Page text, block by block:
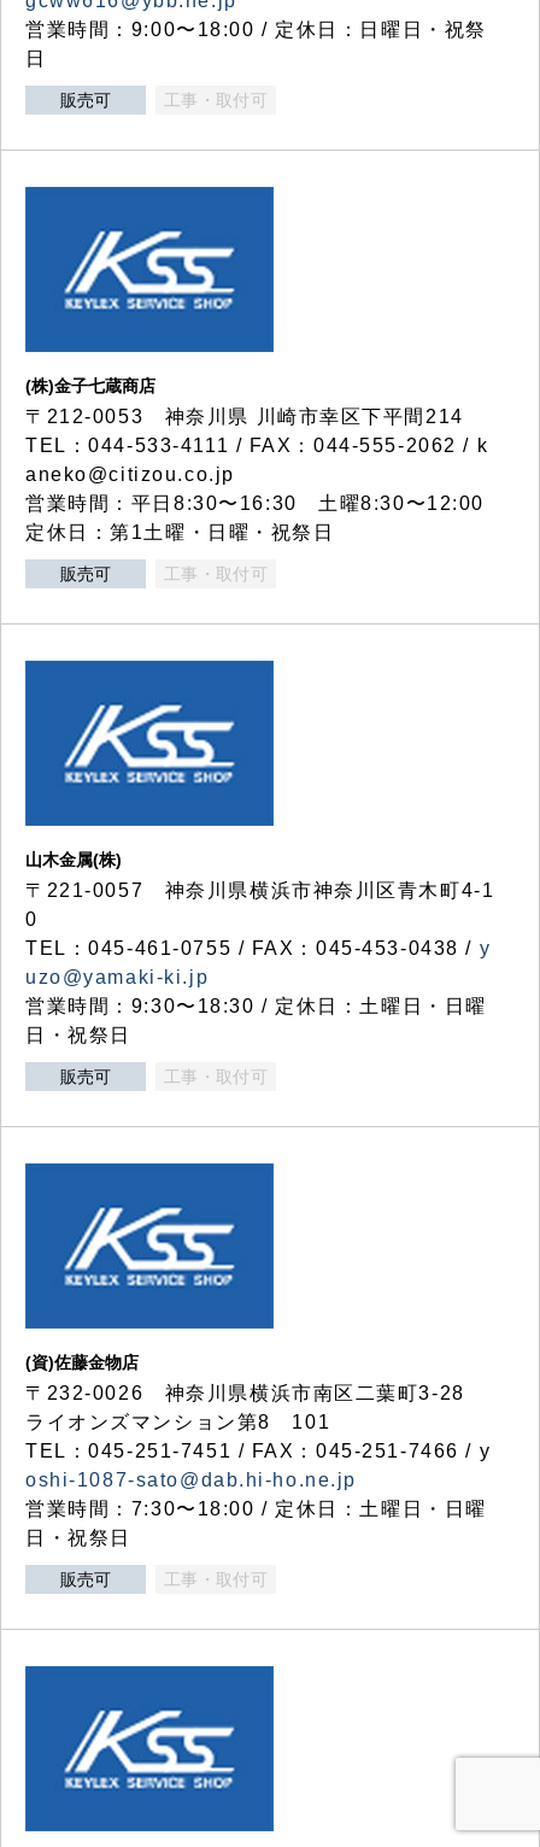
営業時間：9:00〜18:00 / 定休日：日曜日・祝祭
日
販売可 工事・取付可
(株)金子七蔵商店
〒212-0053 神奈川県 川崎市幸区下平間214
TEL：044-533-4111 / FAX：044-555-2062 / k
aneko@citizou.co.jp
営業時間：平日8:30〜16:30 土曜8:30〜12:00
定休日：第1土曜・日曜・祝祭日
販売可 工事・取付可
山木金属(株)
〒221-0057 神奈川県横浜市神奈川区青木町4-1
0
TEL：045-461-0755 / FAX：045-453-0438 / y
uzo@yamaki-ki.jp
営業時間：9:30〜18:30 / 定休日：土曜日・日曜
日・祝祭日
販売可 工事・取付可
(資)佐藤金物店
〒232-0026 神奈川県横浜市南区二葉町3-28
ライオンズマンション第8 101
TEL：045-251-7451 / FAX：045-251-7466 / y
oshi-1087-sato@dab.hi-ho.ne.jp
営業時間：7:30〜18:00 / 定休日：土曜日・日曜
日・祝祭日
販売可 工事・取付可